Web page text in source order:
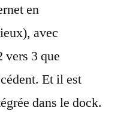
en
avec
vers 3 que
Et il est
dans le dock.